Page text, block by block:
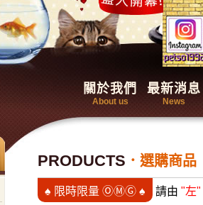
關於我們
About us
最新消息
News
PRODUCTS 選購商品
♠ 限時限量 ⓄⓂⒼ ♠ 請由 "左"